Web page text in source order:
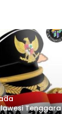
Tenggara